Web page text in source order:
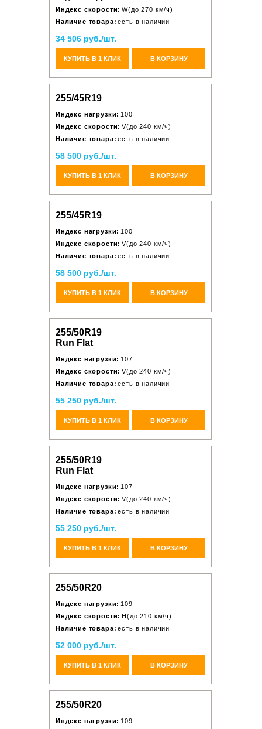
Индекс скорости: W(до 270 км/ч)
Наличие товара: есть в наличии
34 506 руб./шт.
КУПИТЬ В 1 КЛИК В КОРЗИНУ
255/45R19
Индекс нагрузки: 100
Индекс скорости: V(до 240 км/ч)
Наличие товара: есть в наличии
58 500 руб./шт.
КУПИТЬ В 1 КЛИК В КОРЗИНУ
255/45R19
Индекс нагрузки: 100
Индекс скорости: V(до 240 км/ч)
Наличие товара: есть в наличии
58 500 руб./шт.
КУПИТЬ В 1 КЛИК В КОРЗИНУ
255/50R19
Run Flat
Индекс нагрузки: 107
Индекс скорости: V(до 240 км/ч)
Наличие товара: есть в наличии
55 250 руб./шт.
КУПИТЬ В 1 КЛИК В КОРЗИНУ
255/50R19
Run Flat
Индекс нагрузки: 107
Индекс скорости: V(до 240 км/ч)
Наличие товара: есть в наличии
55 250 руб./шт.
КУПИТЬ В 1 КЛИК В КОРЗИНУ
255/50R20
Индекс нагрузки: 109
Индекс скорости: H(до 210 км/ч)
Наличие товара: есть в наличии
52 000 руб./шт.
КУПИТЬ В 1 КЛИК В КОРЗИНУ
255/50R20
Индекс нагрузки: 109